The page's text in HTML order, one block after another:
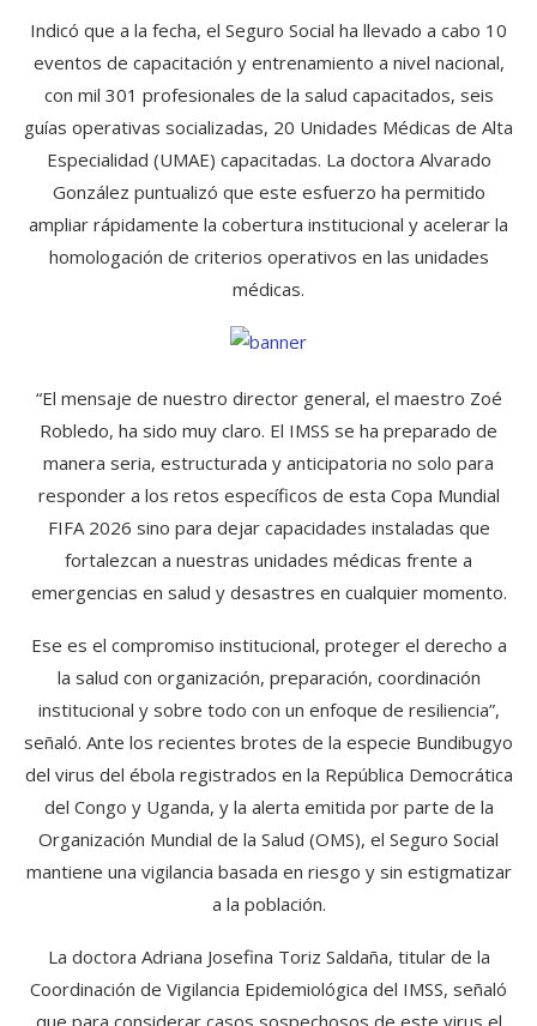
Indicó que a la fecha, el Seguro Social ha llevado a cabo 10
eventos de capacitación y entrenamiento a nivel nacional,
con mil 301 profesionales de la salud capacitados, seis
guías operativas socializadas, 20 Unidades Médicas de Alta
Especialidad (UMAE) capacitadas. La doctora Alvarado
González puntualizó que este esfuerzo ha permitido
ampliar rápidamente la cobertura institucional y acelerar la
homologación de criterios operativos en las unidades
médicas.
“El mensaje de nuestro director general, el maestro Zoé
Robledo, ha sido muy claro. El IMSS se ha preparado de
manera seria, estructurada y anticipatoria no solo para
responder a los retos específicos de esta Copa Mundial
FIFA 2026 sino para dejar capacidades instaladas que
fortalezcan a nuestras unidades médicas frente a
emergencias en salud y desastres en cualquier momento.
Ese es el compromiso institucional, proteger el derecho a
la salud con organización, preparación, coordinación
institucional y sobre todo con un enfoque de resiliencia”,
señaló. Ante los recientes brotes de la especie Bundibugyo
del virus del ébola registrados en la República Democrática
del Congo y Uganda, y la alerta emitida por parte de la
Organización Mundial de la Salud (OMS), el Seguro Social
mantiene una vigilancia basada en riesgo y sin estigmatizar
a la población.
La doctora Adriana Josefina Toriz Saldaña, titular de la
Coordinación de Vigilancia Epidemiológica del IMSS, señaló